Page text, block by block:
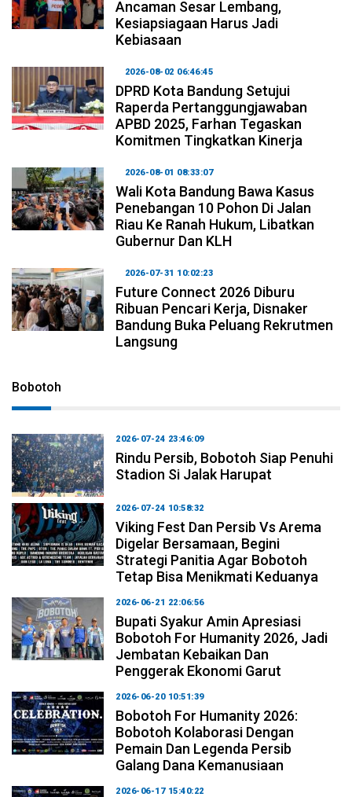
Ancaman Sesar Lembang,
Kesiapsiagaan Harus Jadi
Kebiasaan
2026-08-02 06:46:45
DPRD Kota Bandung Setujui
Raperda Pertanggungjawaban
APBD 2025, Farhan Tegaskan
Komitmen Tingkatkan Kinerja
2026-08-01 08:33:07
Wali Kota Bandung Bawa Kasus
Penebangan 10 Pohon Di Jalan
Riau Ke Ranah Hukum, Libatkan
Gubernur Dan KLH
2026-07-31 10:02:23
Future Connect 2026 Diburu
Ribuan Pencari Kerja, Disnaker
Bandung Buka Peluang Rekrutmen
Langsung
Bobotoh
2026-07-24 23:46:09
Rindu Persib, Bobotoh Siap Penuhi
Stadion Si Jalak Harupat
2026-07-24 10:58:32
Viking Fest Dan Persib Vs Arema
Digelar Bersamaan, Begini
Strategi Panitia Agar Bobotoh
Tetap Bisa Menikmati Keduanya
2026-06-21 22:06:56
Bupati Syakur Amin Apresiasi
Bobotoh For Humanity 2026, Jadi
Jembatan Kebaikan Dan
Penggerak Ekonomi Garut
2026-06-20 10:51:39
Bobotoh For Humanity 2026:
Bobotoh Kolaborasi Dengan
Pemain Dan Legenda Persib
Galang Dana Kemanusiaan
2026-06-17 15:40:22